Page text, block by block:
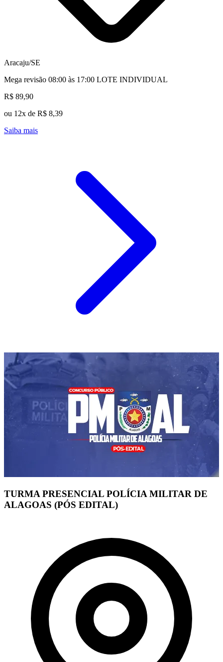
Aracaju/SE
Mega revisão 08:00 às 17:00 LOTE INDIVIDUAL
R$ 89,90
ou 12x de R$ 8,39
Saiba mais
TURMA PRESENCIAL POLÍCIA MILITAR DE
ALAGOAS (PÓS EDITAL)